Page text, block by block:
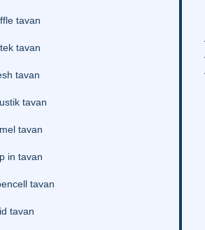
tavan
tavan
tavan
tavan
tavan
in tavan
tavan
tavan